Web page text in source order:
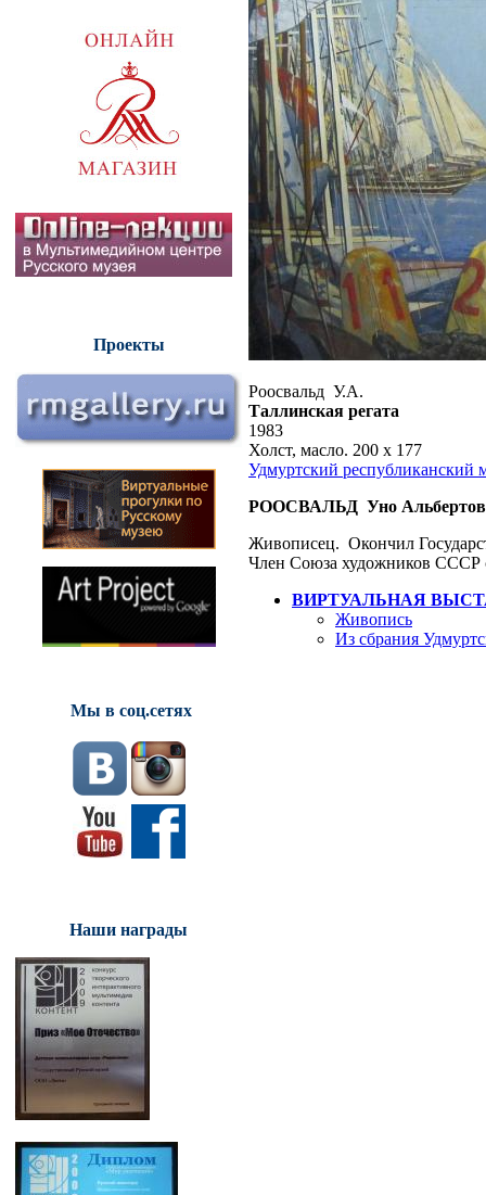
Проекты
Мы в соц.сетях
Наши награды
Роосвальд У.А.
Таллинская регата
1983
Холст, масло. 200 х 177
Удмуртский республиканский
РООСВАЛЬД Уно
Живописец. Окончил
Член Союза художников СССР
ВИРТУАЛЬНАЯ
Живопись
Из сбрания